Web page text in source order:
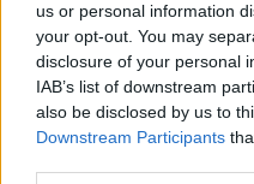
us or personal information
your opt-out. You may
disclosure of your personal
IAB’s list of downstream
also be disclosed by us to
Downstream Participants